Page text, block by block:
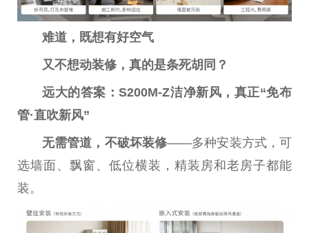
难道，既想有好空气
又不想动装修，真的是条死胡同？
远大的答案：S200M-Z洁净新风，真正“免布
管·直吹新风”
无需管道，不破坏装修——多种安装方式，可
选墙面、飘窗、低位横装，精装房和老房子都能
装。